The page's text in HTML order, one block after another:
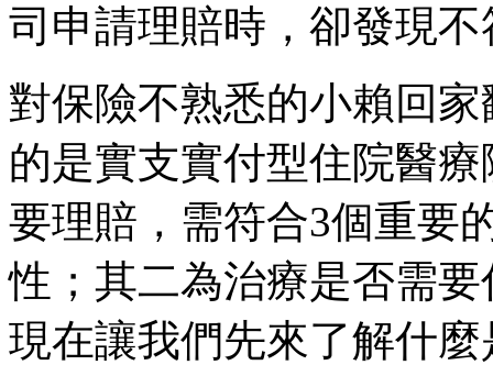
司申請理賠時，卻發現
對保險不熟悉的小賴回
的是實支實付型住院醫
要理賠，需符合3個重要
性；其二為治療是否需
現在讓我們先來了解什